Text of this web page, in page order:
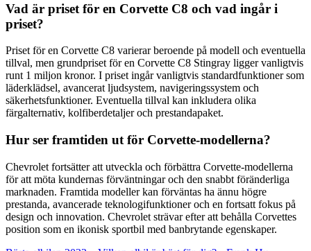
Vad är priset för en Corvette C8 och vad ingår i
priset?
Priset för en Corvette C8 varierar beroende på modell och eventuella
tillval, men grundpriset för en Corvette C8 Stingray ligger vanligtvis
runt 1 miljon kronor. I priset ingår vanligtvis standardfunktioner som
läderklädsel, avancerat ljudsystem, navigeringssystem och
säkerhetsfunktioner. Eventuella tillval kan inkludera olika
färgalternativ, kolfiberdetaljer och prestandapaket.
Hur ser framtiden ut för Corvette-modellerna?
Chevrolet fortsätter att utveckla och förbättra Corvette-modellerna
för att möta kundernas förväntningar och den snabbt föränderliga
marknaden. Framtida modeller kan förväntas ha ännu högre
prestanda, avancerade teknologifunktioner och en fortsatt fokus på
design och innovation. Chevrolet strävar efter att behålla Corvettes
position som en ikonisk sportbil med banbrytande egenskaper.